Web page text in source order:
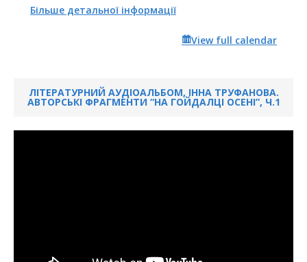
Більше детальної інформації
View full calendar
ЛІТЕРАТУРНИЙ АУДІОАЛЬБОМ, ІННА ТРУФАНОВА.
АВТОРСЬКІ ФРАГМЕНТИ “НА ГОЙДАЛЦІ ОСЕНІ”, Ч.1